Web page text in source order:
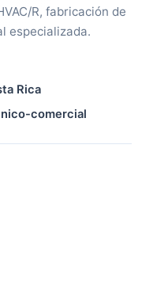
R, fabricación de
especializada.
Rica
comercial